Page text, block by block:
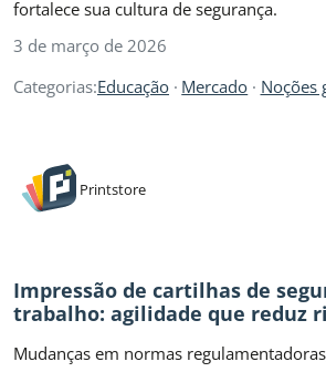
fortalece sua cultura de segurança.
3 de março de 2026
Categorias:Educação Mercado Noções
Printstore
Impressão de cartilhas de
trabalho: agilidade que reduz
Mudanças em normas